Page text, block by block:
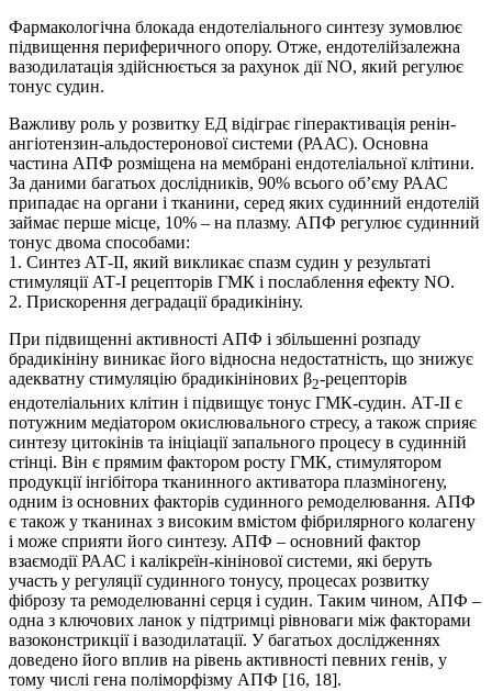
Фармакологічна блокада ендотеліального синтезу зумовлює
підвищення периферичного опору. Отже, ендотелійзалежна
вазодилатація здійснюється за рахунок дії NO, який регулює
тонус судин.
Важливу роль у розвитку ЕД відіграє гіперактивація ренін-
ангіотензин-альдостеронової системи (РААС). Основна
частина АПФ розміщена на мембрані ендотеліальної клітини.
За даними багатьох дослідників, 90% всього об’єму РААС
припадає на органи і тканини, серед яких судинний ендотелій
займає перше місце, 10% – на плазму. АПФ регулює судинний
тонус двома способами:
1. Синтез АТ-ІІ, який викликає спазм судин у результаті
стимуляції АТ-I рецепторів ГМК і послаблення ефекту NO.
2. Прискорення деградації брадикініну.
При підвищенні активності АПФ і збільшенні розпаду
брадикініну виникає його відносна недостатність, що знижує
адекватну стимуляцію брадикінінових β2-рецепторів
ендотеліальних клітин і підвищує тонус ГМК-судин. АТ-ІІ є
потужним медіатором окислювального стресу, а також сприяє
синтезу цитокінів та ініціації запального процесу в судинній
стінці. Він є прямим фактором росту ГМК, стимулятором
продукції інгібітора тканинного активатора плазміногену,
одним із основних факторів судинного ремоделювання. АПФ
є також у тканинах з високим вмістом фібрилярного колагену
і може сприяти його синтезу. АПФ – основний фактор
взаємодії РААС і калікреїн-кінінової системи, які беруть
участь у регуляції судинного тонусу, процесах розвитку
фіброзу та ремоделюванні серця і судин. Таким чином, АПФ –
одна з ключових ланок у підтримці рівноваги між факторами
вазоконстрикції і вазодилатації. У багатьох дослідженнях
доведено його вплив на рівень активності певних генів, у
тому числі гена поліморфізму АПФ [16, 18].